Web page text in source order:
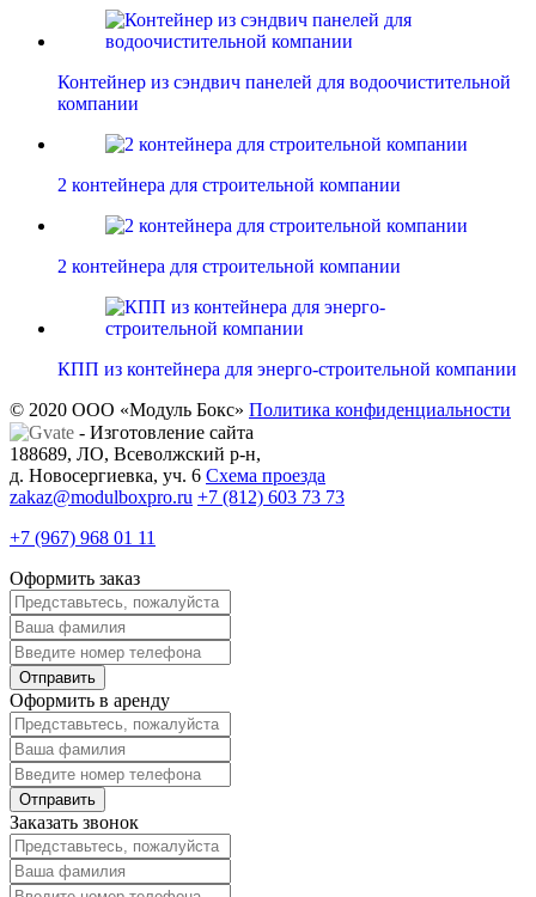
Контейнер из сэндвич панелей для водоочистительной
компании
2 контейнера для строительной компании
2 контейнера для строительной компании
КПП из контейнера для энерго-строительной компании
© 2020 ООО «Модуль Бокс» Политика конфиденциальности
- Изготовление сайта
188689, ЛО, Всеволжский р-н,
д. Новосергиевка, уч. 6 Схема проезда
zakaz@modulboxpro.ru +7 (812) 603 73 73
+7 (967) 968 01 11
Оформить заказ
Оформить в аренду
Заказать звонок